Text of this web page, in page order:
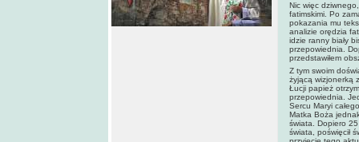
Nic więc
fatimskimi. Po
pokazania mu
analizie orędzia
idzie ranny biały
przepowiednia.
przedstawiłem
Z tym swoim
żyjącą wizjonerką
Łucji papież
przepowiednia.
Sercu Maryi
Matka Boża
świata. Dopiero
świata, poświęcił